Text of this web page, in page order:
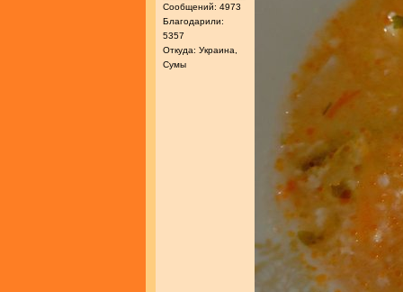
Сообщений: 4973
Благодарили:
5357
Откуда: Украина,
Сумы